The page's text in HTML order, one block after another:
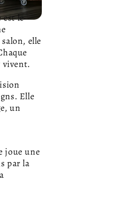
est le
elle
vivent.
Elle
un
joue une
par la